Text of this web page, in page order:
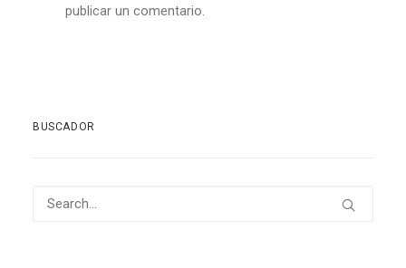
publicar un comentario.
BUSCADOR